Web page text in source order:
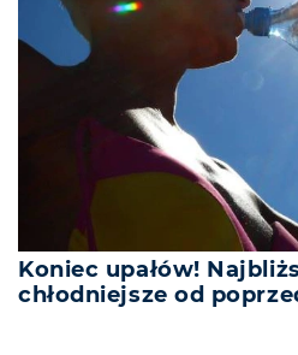
Koniec upałów!
chłodniejsze od